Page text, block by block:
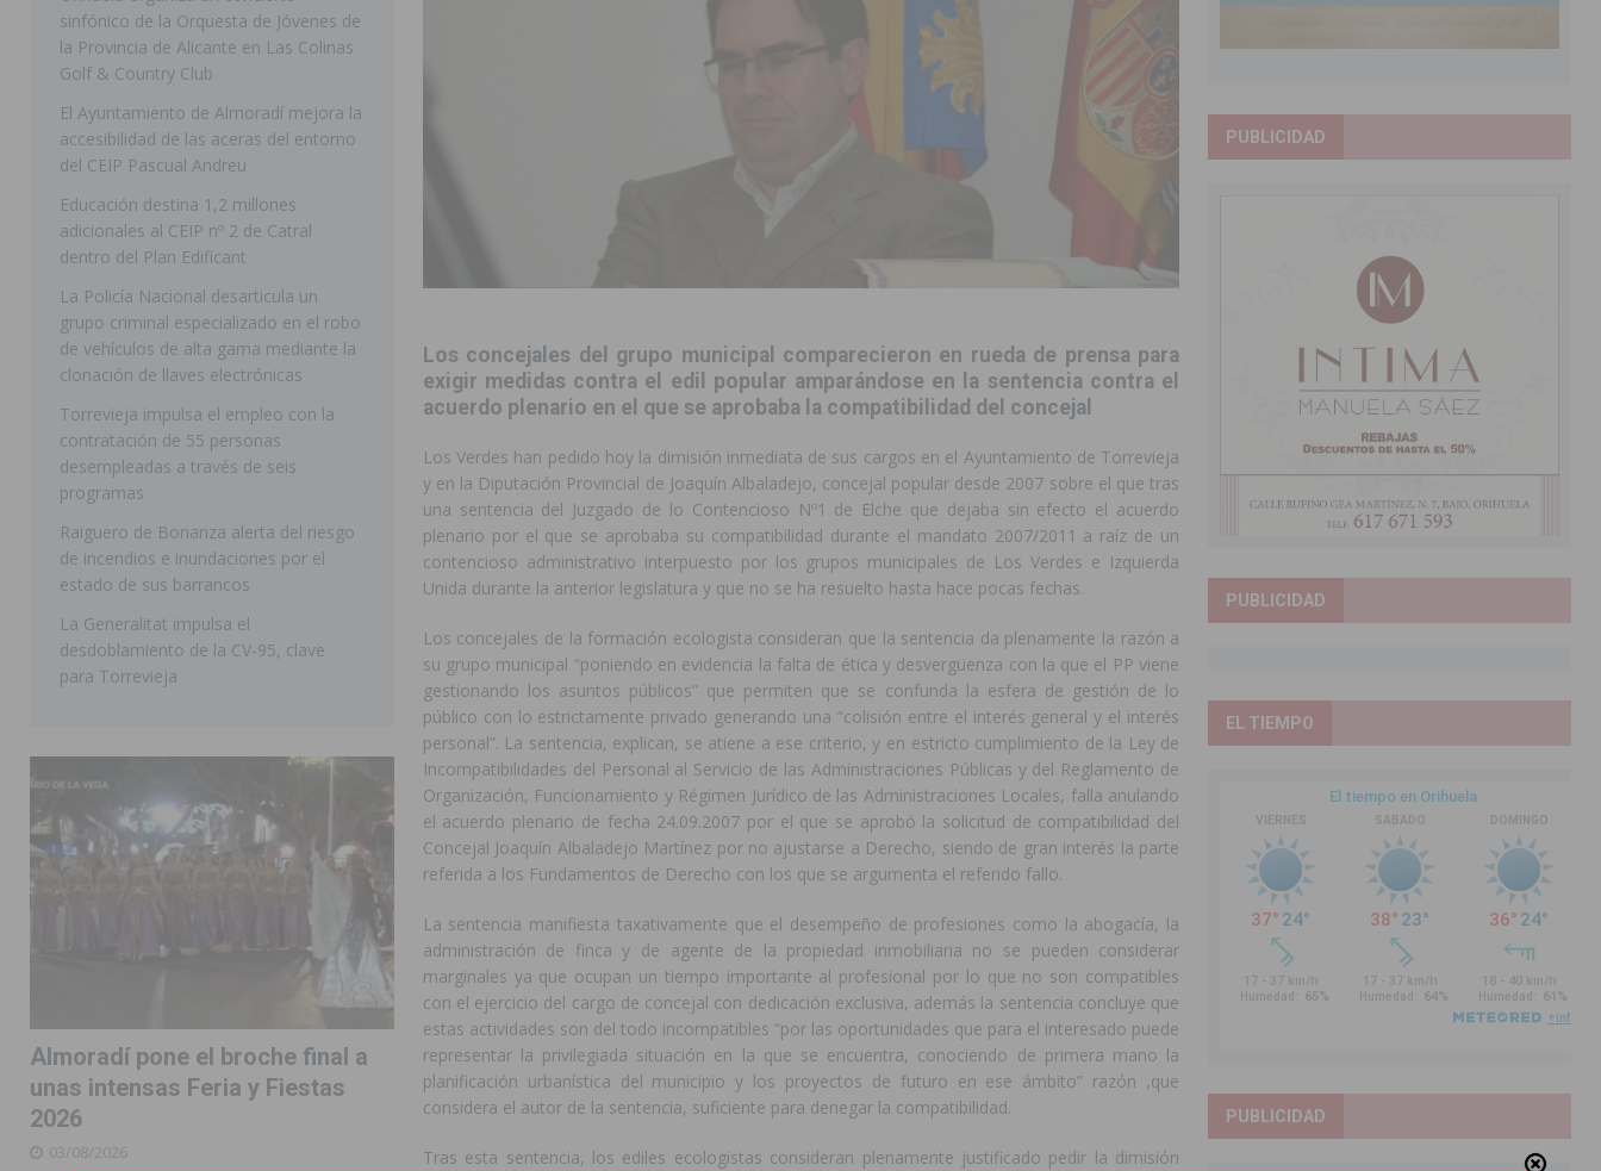
[ 07/08/2026 ]
Rojales clausura con éxito las Fiestas de las Urbanizaciones de Ciudad Quesada 2026
[ 06/08/2026 ]
Arcángel
REDOVÁN
[ 06/08/2026 ]
El PSOE denuncia una nueva prórroga de la ORA en Orihuela ‘sin mejoras ni bonificaciones’
[ 07/08/2026 ] FEGADO 2026 cierra con un balance histórico y consolida a Dolores como referente ganadero de la CV
DOLORES
Los Montesinos refuerza su apoyo a la cultura local con nuevos convenios de colaboración
[ 07/08/2026 ] Orihuela cumple los objetivos de ‘Refluye Mi Río’ y recibirá 3,3 millones de la Fundación Biodiversidad
ORIHUELA
[ 07/08/2026 ]
Orihuela organiza un concierto sinfónico de la Orquesta de Jóvenes de la Provincia de Alicante en Las Colinas
Golf & Country Club
Los concejales del grupo municipal comparecieron en rueda de prensa para
exigir medidas contra el edil popular amparándose en la sentencia contra el
acuerdo plenario en el que se aprobaba la compatibilidad del concejal
Los Verdes han pedido hoy la dimisión inmediata de sus cargos en el Ayuntamiento de Torrevieja
y en la Diputación Provincial de Joaquín Albaladejo, concejal popular desde 2007 sobre el que tras
una sentencia del Juzgado de lo Contencioso Nº1 de Elche que dejaba sin efecto el acuerdo
plenario por el que se aprobaba su compatibilidad durante el mandato 2007/2011 a raíz de un
contencioso administrativo interpuesto por los grupos municipales de Los Verdes e Izquierda
Unida durante la anterior legislatura y que no se ha resuelto hasta hace pocas fechas.
Los concejales de la formación ecologista consideran que la sentencia da plenamente la razón a
su grupo municipal “poniendo en evidencia la falta de ética y desvergüenza con la que el PP viene
gestionando los asuntos públicos” que permiten que se confunda la esfera de gestión de lo
público con lo estrictamente privado generando una “colisión entre el interés general y el interés
personal”. La sentencia, explican, se atiene a ese criterio, y en estricto cumplimiento de la Ley de
Incompatibilidades del Personal al Servicio de las Administraciones Públicas y del Reglamento de
Organización, Funcionamiento y Régimen Jurídico de las Administraciones Locales, falla anulando
el acuerdo plenario de fecha 24.09.2007 por el que se aprobó la solicitud de compatibilidad del
Concejal Joaquín Albaladejo Martínez por no ajustarse a Derecho, siendo de gran interés la parte
referida a los Fundamentos de Derecho con los que se argumenta el referido fallo.
La sentencia manifiesta taxativamente que el desempeño de profesiones como la abogacía, la
administración de finca y de agente de la propiedad inmobiliaria no se pueden considerar
marginales ya que ocupan un tiempo importante al profesional por lo que no son compatibles
con el ejercicio del cargo de concejal con dedicación exclusiva, además la sentencia concluye que
estas actividades son del todo incompatibles “por las oportunidades que para el interesado puede
representar la privilegiada situación en la que se encuentra, conociendo de primera mano la
planificación urbanística del municipio y los proyectos de futuro en ese ámbito” razón ,que
considera el autor de la sentencia, suficiente para denegar la compatibilidad.
Tras esta sentencia, los ediles ecologistas consideran plenamente justificado pedir la dimisión
sinfónico de la Orquesta de Jóvenes de
la Provincia de Alicante en Las Colinas
Golf & Country Club
El Ayuntamiento de Almoradí mejora la
accesibilidad de las aceras del entorno
del CEIP Pascual Andreu
Educación destina 1,2 millones
adicionales al CEIP nº 2 de Catral
dentro del Plan Edificant
La Policía Nacional desarticula un
grupo criminal especializado en el robo
de vehículos de alta gama mediante la
clonación de llaves electrónicas
Torrevieja impulsa el empleo con la
contratación de 55 personas
desempleadas a través de seis
programas
Raiguero de Bonanza alerta del riesgo
de incendios e inundaciones por el
estado de sus barrancos
La Generalitat impulsa el
desdoblamiento de la CV-95, clave
para Torrevieja
Almoradí pone el broche final a
unas intensas Feria y Fiestas
2026
03/08/2026
PUBLICIDAD
PUBLICIDAD
EL TIEMPO
PUBLICIDAD